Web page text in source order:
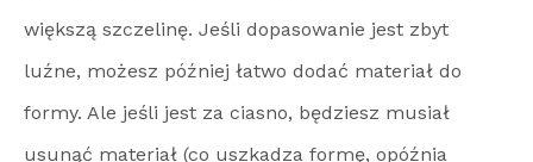
większą szczelinę. Jeśli dopasowanie jest zbyt
luźne, możesz później łatwo dodać materiał do
formy. Ale jeśli jest za ciasno, będziesz musiał
usunąć materiał (co uszkadza formę, opóźnia